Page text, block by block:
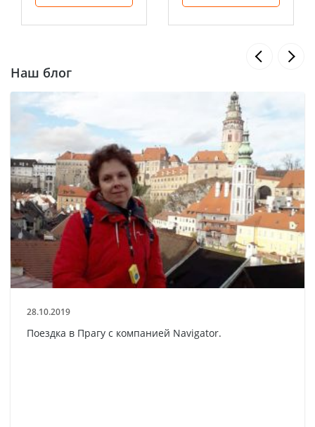
Наш блог
28.10.2019
Поездка в Прагу с компанией Navigator.